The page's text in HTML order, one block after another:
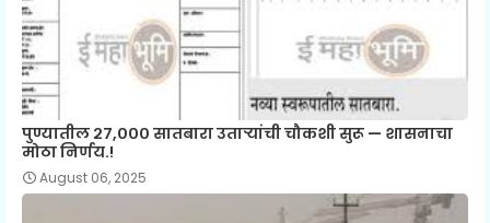
पुण्यातील २७,००० सातबारा उताऱ्यांची चौकशी सुरू — शासनाचा
मोठा निर्णय.!
August 06, 2025